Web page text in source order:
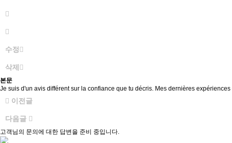
수정
삭제
본문
Je suis d'un avis différent sur la confiance que tu décris. Mes dernières
이전글
다음글
고객님의 문의에 대한 답변을 준비 중입니다.